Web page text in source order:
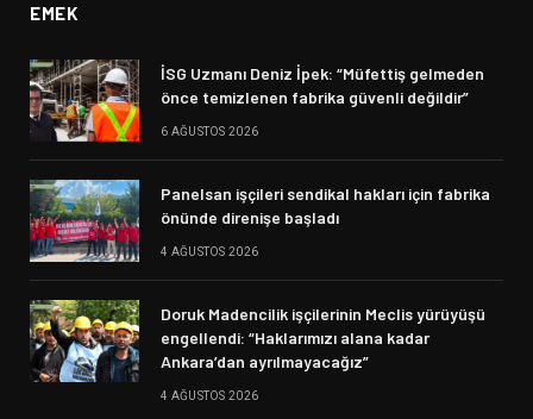
EMEK
İSG Uzmanı Deniz İpek: “Müfettiş gelmeden
önce temizlenen fabrika güvenli değildir”
6 AĞUSTOS 2026
Panelsan işçileri sendikal hakları için fabrika
önünde direnişe başladı
4 AĞUSTOS 2026
Doruk Madencilik işçilerinin Meclis yürüyüşü
engellendi: “Haklarımızı alana kadar
Ankara’dan ayrılmayacağız”
4 AĞUSTOS 2026